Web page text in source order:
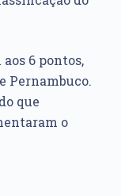
6 pontos,
Pernambuco.
que
o